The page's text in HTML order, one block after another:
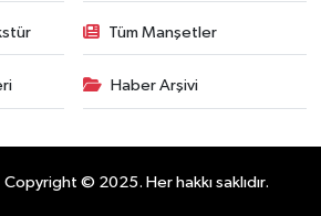
Tüm Manşetler
Haber Arşivi
Copyright © 2025. Her hakkı saklıdır.